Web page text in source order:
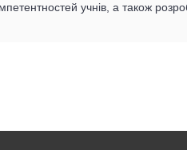
учнів, а також